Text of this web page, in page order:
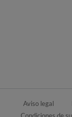
Aviso legal